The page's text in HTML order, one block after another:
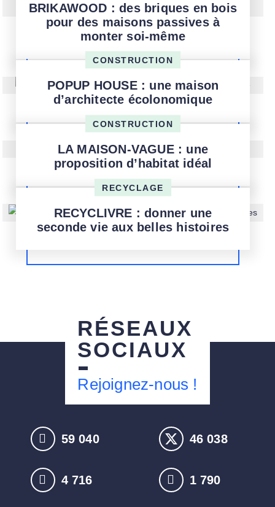
BRIKAWOOD : des briques en bois
pour des maisons passives à
monter soi-même
CONSTRUCTION
POPUP HOUSE : une maison
d’architecte écolonomique
CONSTRUCTION
LA MAISON-VAGUE : une
proposition d’habitat idéal
RECYCLAGE
RECYCLIVRE : donner une
seconde vie aux belles histoires
RÉSEAUX
SOCIAUX
Rejoignez-nous !
59 421 46 335
4 747 1 801